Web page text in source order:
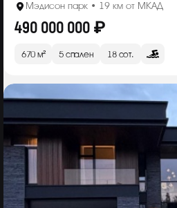
Мэдисон парк • 19 км от МКАД
490 000 000 ₽
670 м² 5 спален 18 сот.